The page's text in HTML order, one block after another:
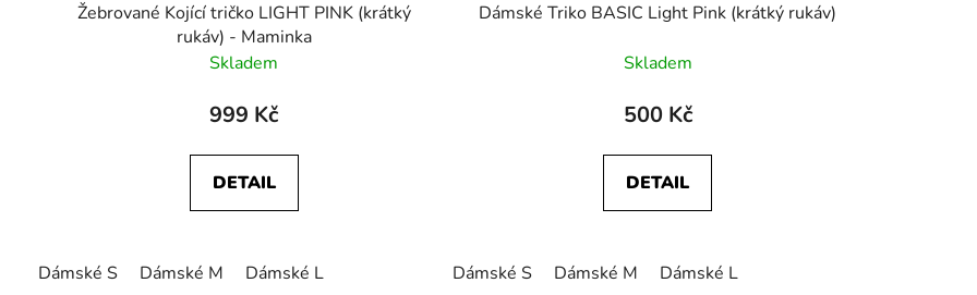
Žebrované Kojící tričko LIGHT PINK (krátký
rukáv) - Maminka
Skladem
999 Kč
DETAIL
Dámské S Dámské M Dámské L
Dámské Triko BASIC Light Pink (krátký rukáv)
Skladem
500 Kč
DETAIL
Dámské S Dámské M Dámské L